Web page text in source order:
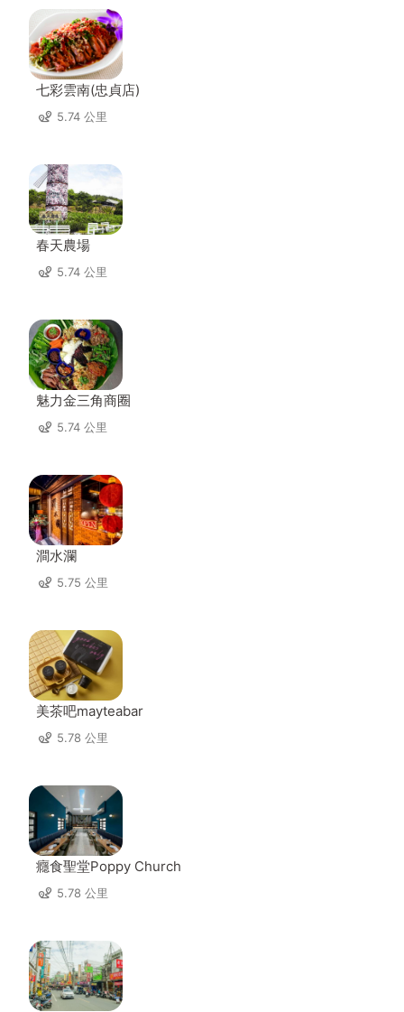
七彩雲南(忠貞店)
5.74 公里
春天農場
5.74 公里
魅力金三角商圈
5.74 公里
澗水瀾
5.75 公里
美茶吧mayteabar
5.78 公里
癮食聖堂Poppy Church
5.78 公里